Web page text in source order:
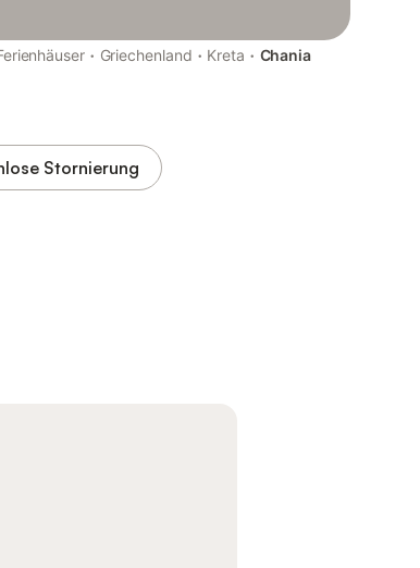
· Griechenland · Kreta · Chania
Stornierung